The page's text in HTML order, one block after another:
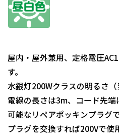
屋内・屋外兼用、定格電圧
す。
水銀灯200Wクラスの明るさ（
電線の長さは3m、コード先
可能なリペアポッキンプラグで
プラグを交換すれば200Vで使